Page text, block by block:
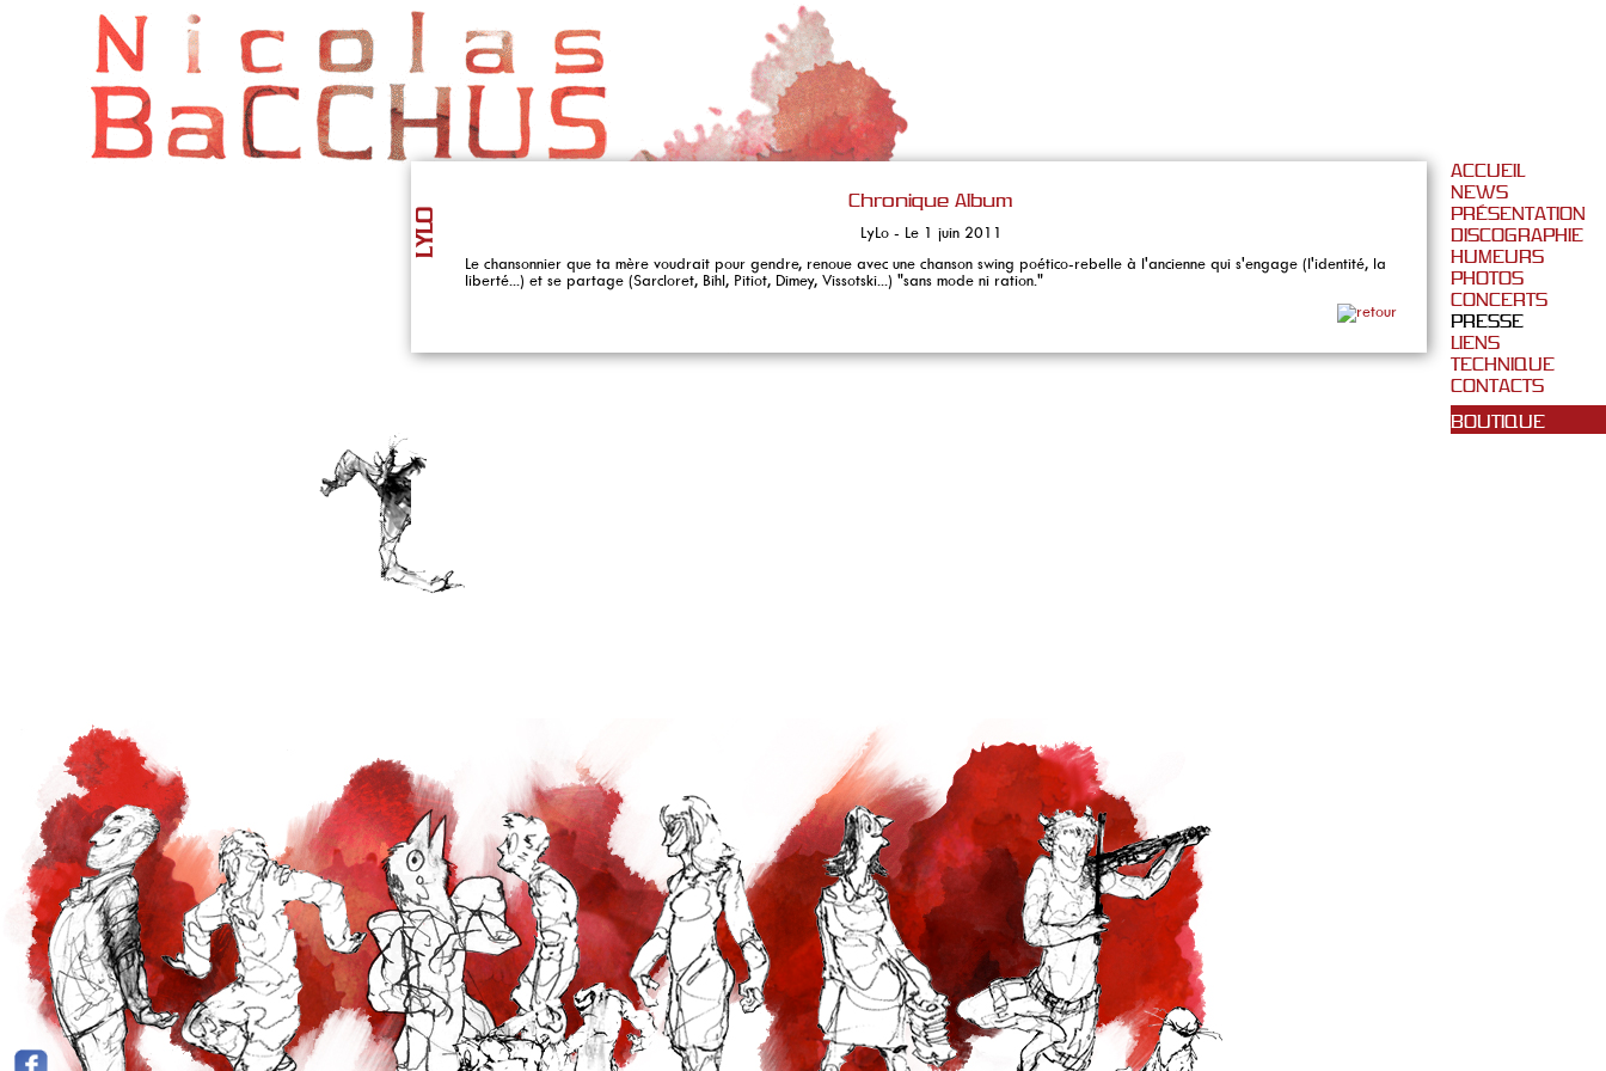
ACCUEIL
NEWS
PRÉSENTATION
DISCOGRAPHIE
HUMEURS
PHOTOS
CONCERTS
PRESSE
LIENS
TECHNIQUE
CONTACTS
BOUTIQUE
LYLO
Chronique Album
LyLo - Le 1 juin 2011
Le chansonnier que ta mère voudrait pour gendre, renoue avec une chanson swing poético-rebelle à l'ancienne qui s'engage (l'identité, la
liberté...) et se partage (Sarcloret, Bihl, Pitiot, Dimey, Vissotski...) "sans mode ni ration."